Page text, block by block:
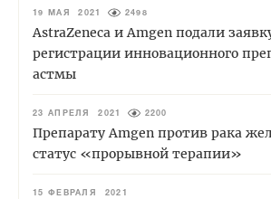
19 МАЯ 2021 2498
AstraZeneca и Amgen подали
регистрации инновационного
астмы
23 АПРЕЛЯ 2021 2200
Препарату Amgen против рака
статус «прорывной терапии»
15 ФЕВРАЛЯ 2021